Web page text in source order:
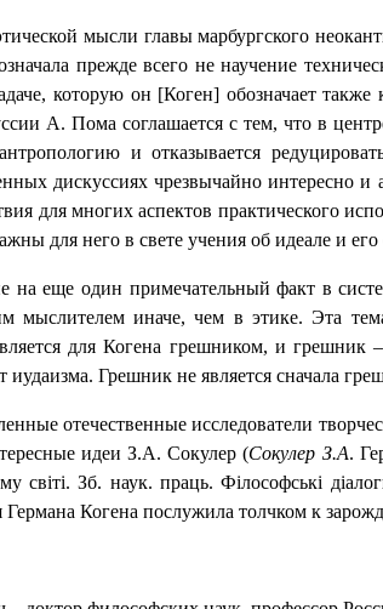
мысли главы марбургского
прежде всего не научение
которую он [Коген] обозначает
А. Пома соглашается с тем, что в
и отказывается
дискуссиях чрезвычайно интересно
для многих аспектов практического
для него в свете учения об идеале и
еще один примечательный факт в
мыслителем иначе, чем в этике. Эта
для Когена грешником, и
иудаизма. Грешник не является сначала
отечественные исследователи
идеи З.А. Сокулер (Сокулер З.А.
світі.Зб. наук. праць. Філософські
Когена послужила толчком к